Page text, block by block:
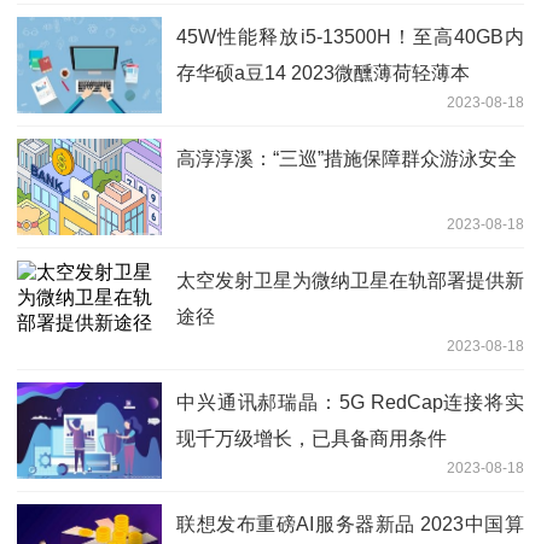
45W性能释放i5-13500H！至高40GB内
存华硕a豆14 2023微醺薄荷轻薄本
2023-08-18
高淳淳溪：“三巡”措施保障群众游泳安全
2023-08-18
太空发射卫星为微纳卫星在轨部署提供新
途径
2023-08-18
中兴通讯郝瑞晶：5G RedCap连接将实
现千万级增长，已具备商用条件
2023-08-18
联想发布重磅AI服务器新品 2023中国算